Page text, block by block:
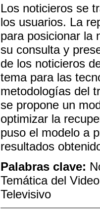
Los noticieros se
los usuarios. La
para posicionar la
su consulta y
de los noticieros
tema para las
metodologías del
se propone un
optimizar la
puso el modelo a
resultados
Palabras clave:
Temática del
Televisivo